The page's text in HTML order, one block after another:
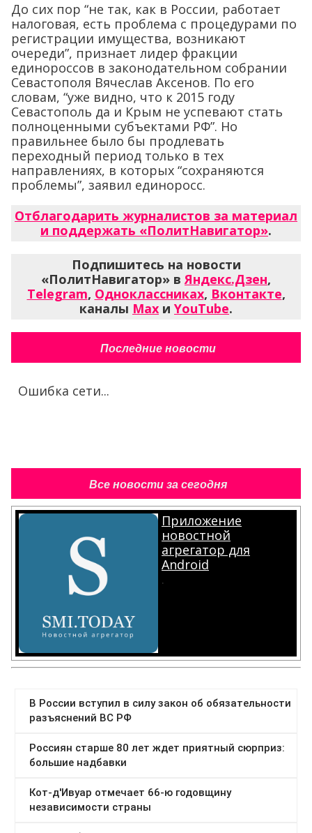
До сих пор “не так, как в России, работает
налоговая, есть проблема с процедурами по
регистрации имущества, возникают
очереди”, признает лидер фракции
единороссов в законодательном собрании
Севастополя Вячеслав Аксенов. По его
словам, “уже видно, что к 2015 году
Севастополь да и Крым не успевают стать
полноценными субъектами РФ”. Но
правильнее было бы продлевать
переходный период только в тех
направлениях, в которых “сохраняются
проблемы”, заявил единоросс.
Отблагодарить журналистов за материал
и поддержать «ПолитНавигатор».
Подпишитесь на новости
«ПолитНавигатор» вЯндекс.Дзен,
Telegram, Одноклассниках, Вконтакте,
каналы Max и YouTube.
Последние новости
Ошибка сети...
Все новости за сегодня
Приложение
новостной
агрегатор для
Android
.